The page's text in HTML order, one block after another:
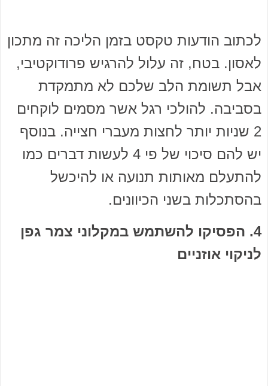
לכתוב הודעות טקסט בזמן הליכה זה מתכון
לאסון. בטח, זה עלול להרגיש פרודוקטיבי,
אבל תשומת הלב שלכם לא מתמקדת
בסביבה. להולכי רגל אשר מסמים לוקחים
2 שניות יותר לחצות מעברי חצייה. בנוסף
יש להם סיכוי של פי 4 לעשות דברים כמו
להתעלם מאותות תנועה או להיכשל
בהסתכלות בשני הכיוונים.
4. הפסיקו להשתמש במקלוני צמר גפן
לניקוי אוזניים